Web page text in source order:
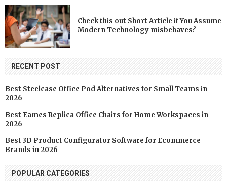
Check this out Short Article if You Assume
Modern Technology misbehaves?
RECENT POST
Best Steelcase Office Pod Alternatives for Small Teams in
2026
Best Eames Replica Office Chairs for Home Workspaces in
2026
Best 3D Product Configurator Software for Ecommerce
Brands in 2026
POPULAR CATEGORIES